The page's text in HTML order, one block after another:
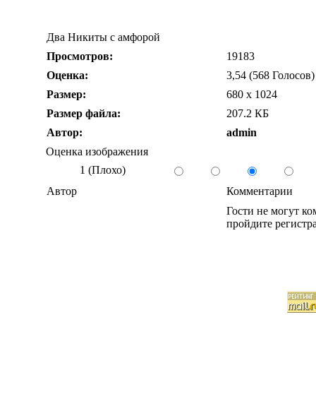
Два Никиты с амфорой
Просмотров:
19183
Оценка:
3,54 (568 Голосов)
Размер:
680 x 1024
Размер файла:
207.2 КБ
Автор:
admin
Оценка изображения
1 (Плохо)
Автор
Комментарии
Гости не могут
пройдите